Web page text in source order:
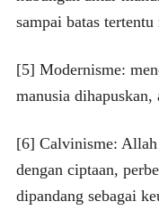
sampai batas
[5] Modernisme:
manusia dihapuskan,
[6] Calvinisme:
dengan ciptaan,
dipandang sebagai